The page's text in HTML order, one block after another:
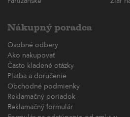
Nákupný poradca
Osobné odbery
Ako nakupovať
Často kladené otázky
Platba a doručenie
Obchodné podmienky
Reklamačný poriadok
Reklamačný formulár